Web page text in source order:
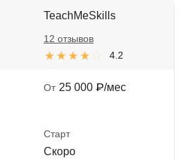
TeachMeSkills
4.2
12 отзывов
От 25 000 ₽/мес
Старт
Скоро